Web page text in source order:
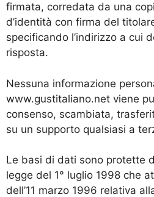
firmata, corredata da una
d’identità con firma del
specificando l’indirizzo a cui
risposta.
Nessuna informazione
www.gustitaliano.net viene
consenso, scambiata,
su un supporto qualsiasi a
Le basi di dati sono protette
legge del 1° luglio 1998 che
dell’11 marzo 1996 relativa